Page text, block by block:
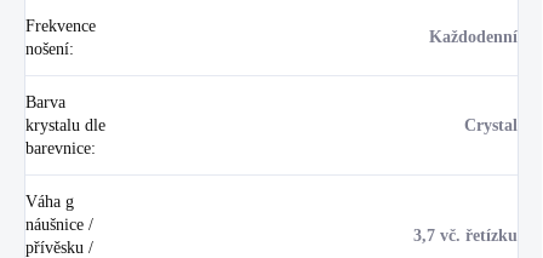
Frekvence
nošení:
Každodenní
Barva
krystalu dle
barevnice:
Crystal
Váha g
náušnice /
přívěsku /
3,7 vč. řetízku